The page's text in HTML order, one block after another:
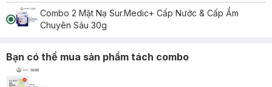
Combo 2 Mặt Nạ Sur.Medic+ Cấp Nước & Cấp Ẩm
Chuyên Sâu 30g
Bạn có thể mua sản phẩm tách combo